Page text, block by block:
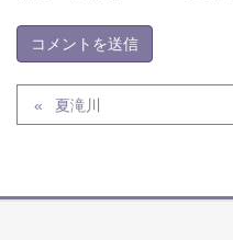
夏滝川